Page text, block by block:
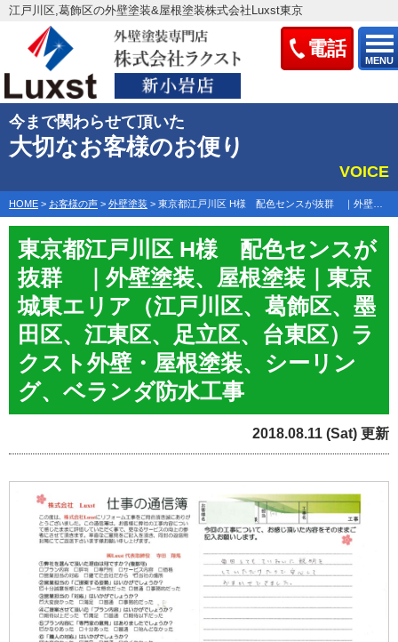
電話
MENU
江戸川区,葛飾区の外壁塗装&屋根塗装株式会社Luxst東京
今まで関わらせて頂いた
大切なお客様のお便り
VOICE
HOME > お客様の声 > 外壁塗装 > 東京都江戸川区 H様 配色センスが抜群 ｜外壁塗装、屋根塗…
東京都江戸川区 H様 配色センスが
抜群 ｜外壁塗装、屋根塗装｜東京
城東エリア（江戸川区、葛飾区、墨
田区、江東区、足立区、台東区）ラ
クスト外壁・屋根塗装、シーリン
グ、ベランダ防水工事
2018.08.11 (Sat) 更新